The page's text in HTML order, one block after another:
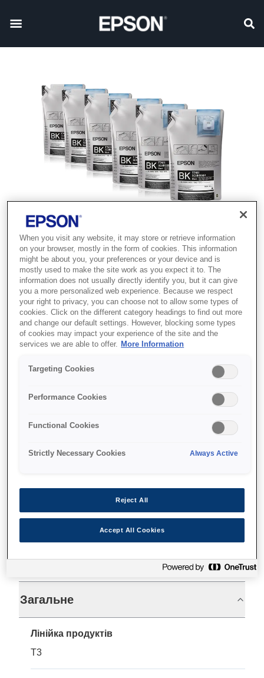
SKU:C13T741100
UltraChrome DS Black
Загальне
Лінійка продуктів
T3
When you visit any website, it may store or retrieve information
on your browser, mostly in the form of cookies. This information
might be about you, your preferences or your device and is
mostly used to make the site work as you expect it to. The
information does not usually directly identify you, but it can give
you a more personalized web experience. Because we respect
your right to privacy, you can choose not to allow some types of
cookies. Click on the different category headings to find out more
and change our default settings. However, blocking some types
of cookies may impact your experience of the site and the
services we are able to offer.
More Information
Targeting Cookies
Performance Cookies
Functional Cookies
Strictly Necessary Cookies Always Active
Reject All
Accept All Cookies